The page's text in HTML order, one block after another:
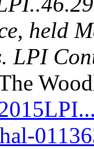
held
LPI
hal-